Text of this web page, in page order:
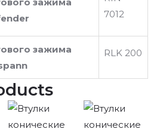
7012
зажима
RLK 200